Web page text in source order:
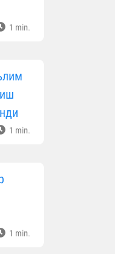
1 min.
1 min.
1 min.